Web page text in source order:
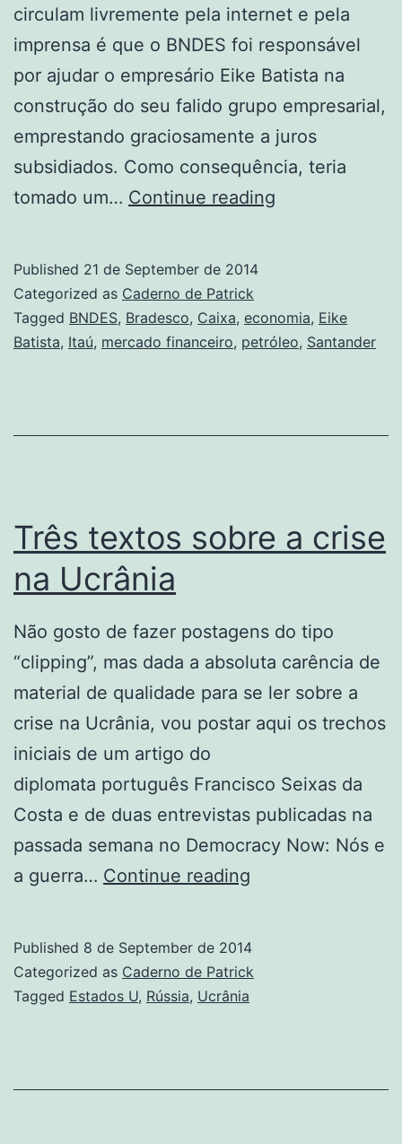
circulam livremente pela internet e pela
imprensa é que o BNDES foi responsável
por ajudar o empresário Eike Batista na
construção do seu falido grupo empresarial,
emprestando graciosamente a juros
subsidiados. Como consequência, teria
tomado um… Continue reading
prejuízo
com
Published 21 de September de 2014
Categorized as Caderno de Patrick
Tagged BNDES, Bradesco, Caixa, economia, Eike
Batista, Itaú, mercado financeiro, petróleo, Santander
Três textos sobre a crise
na Ucrânia
Não gosto de fazer postagens do tipo
“clipping”, mas dada a absoluta carência de
material de qualidade para se ler sobre a
crise na Ucrânia, vou postar aqui os trechos
iniciais de um artigo do
diplomata português Francisco Seixas da
Costa e de duas entrevistas publicadas na
passada semana no Democracy Now: Nós e
a guerra… Continue reading
a
Published 8 de September de 2014
Categorized as Caderno de Patrick
Tagged Estados U, Rússia, Ucrânia